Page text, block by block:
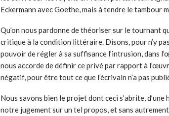
Eckermann avec Goethe, mais à tendre le tambour
Qu’on nous pardonne de théoriser sur le tournant
critique à la condition littéraire. Disons, pour n’y
pouvoir de régler à sa suffisance l’intrusion, dans
nous accorde de définir ce privé par rapport à
négatif, pour être tout ce que l’écrivain n’a pas
Nous savons bien le projet dont ceci s’abrite,
notre jugement sur un tel propos, et sans